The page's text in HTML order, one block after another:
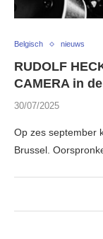
Belgisch nieuws
RUDOLF
CAMERA in
30/07/2025
Op zes september
Brussel.